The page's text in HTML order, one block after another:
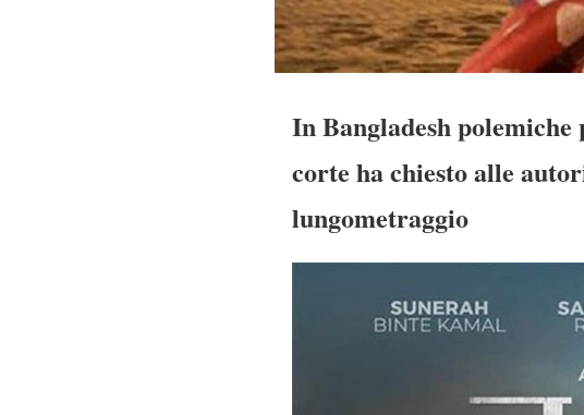
In Bangladesh
corte ha chiesto alle
lungometraggio